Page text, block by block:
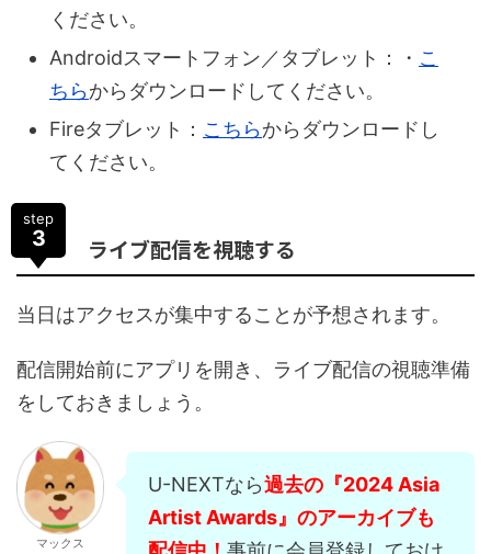
ください。
Androidスマートフォン／タブレット：・ こ
ちらからダウンロードしてください。
Fireタブレット： こちらからダウンロードし
てください。
step
3 ライブ配信を視聴する
当日はアクセスが集中することが予想されます。
配信開始前にアプリを開き、ライブ配信の視聴準備
をしておきましょう。
マックス
U-NEXTなら過去の『2024 Asia
Artist Awards』のアーカイブも